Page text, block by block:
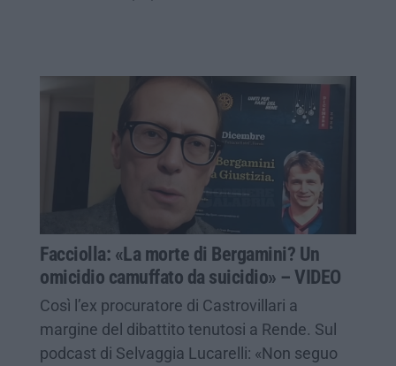
Facciolla: «La morte di Bergamini? Un
omicidio camuffato da suicidio» – VIDEO
Così l’ex procuratore di Castrovillari a
margine del dibattito tenutosi a Rende. Sul
podcast di Selvaggia Lucarelli: «Non seguo